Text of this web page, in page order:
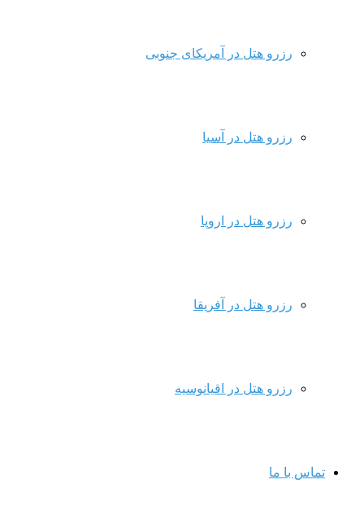
رزرو هتل در آمریکای جنوبی
رزرو هتل در آسیا
رزرو هتل در اروپا
رزرو هتل در آفریقا
رزرو هتل در اقیانوسیه
تماس با ما